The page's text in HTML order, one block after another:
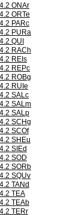
ONAr
ORTe
PARc
PURa
QUI
RACh
REIs
REPc
ROBg
RUIe
SALc
SALm
SALp
SCHg
SCOf
SHEu
SIEd
SOD
SORb
SQUv
TANd
TEA
TEAb
TERr